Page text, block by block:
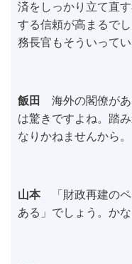
済をしっかり立て直
する信頼が高まるで
務長官もそういってい
飯田
海外の閣僚があ
は驚きですよね。踏
なりかねませんから。
山本「財政再建のペ
ある」でしょう。か